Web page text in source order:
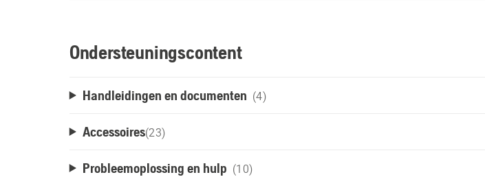
Ondersteuningscontent
Handleidingen en documenten (4)
Accessoires(23)
Probleemoplossing en hulp (10)